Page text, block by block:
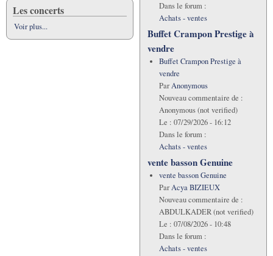
Les concerts
Voir plus...
Dans le forum :
Achats - ventes
Buffet Crampon Prestige à
vendre
Buffet Crampon Prestige à
vendre
ParAnonymous
Nouveau commentaire de :
Anonymous (not verified)
Le : 07/29/2026 - 16:12
Dans le forum :
Achats - ventes
vente basson Genuine
vente basson Genuine
ParAcya BIZIEUX
Nouveau commentaire de :
ABDULKADER (not verified)
Le : 07/08/2026 - 10:48
Dans le forum :
Achats - ventes